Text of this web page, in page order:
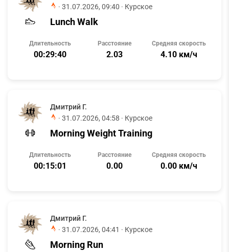
· 31.07.2026, 09:40 · Курское
Lunch Walk
Длительность
00:29:40
Расстояние
2.03
Средняя скорость
4.10 км/ч
Дмитрий Г.
· 31.07.2026, 04:58 · Курское
Morning Weight Training
Длительность
00:15:01
Расстояние
0.00
Средняя скорость
0.00 км/ч
Дмитрий Г.
· 31.07.2026, 04:41 · Курское
Morning Run